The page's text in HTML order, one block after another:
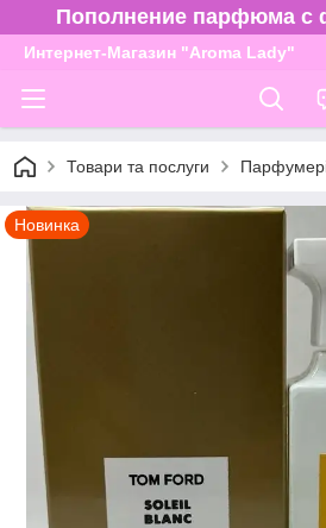
Пополнение парфюма с
Интернет-Магазин "Aroma Lady"
Товари та послуги
Новинка